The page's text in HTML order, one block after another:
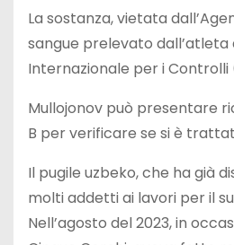
La sostanza, vietata
sangue prelevato dall’atleta
Internazionale per i Controlli
Mullojonov può presentare
B per verificare se si è
Il pugile uzbeko, che ha già
molti addetti ai lavori per il
Nell’agosto del 2023, in